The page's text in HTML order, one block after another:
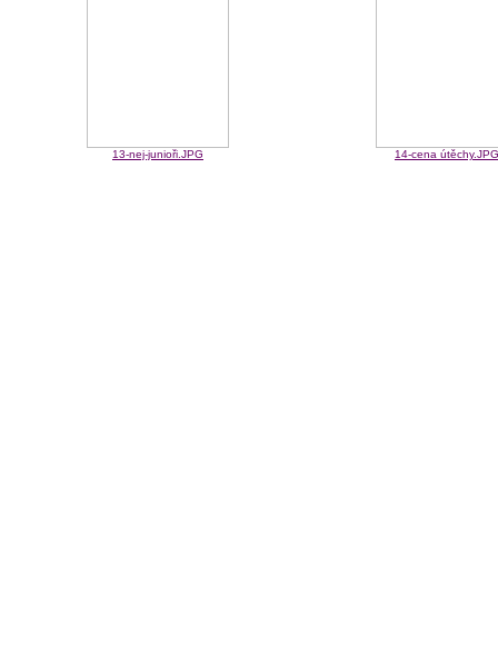
13-nej-junioři.JPG 14-cena útěchy.JPG